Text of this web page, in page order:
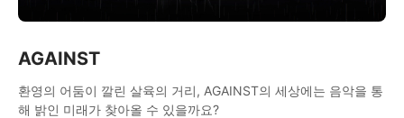
AGAINST
환영의 어둠이 깔린 살육의 거리, AGAINST의 세상에는 음악을 통
해 밝인 미래가 찾아올 수 있을까요?